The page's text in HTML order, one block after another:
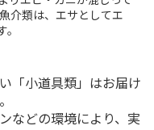
介類は、エサとしてエ
「小道具類」はお届け
などの環境により、実